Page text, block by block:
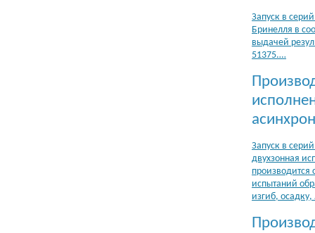
Запуск в
Бринелля в
выдачей
51375.…
Запуск в
двухзонная
производится
испытаний
изгиб,